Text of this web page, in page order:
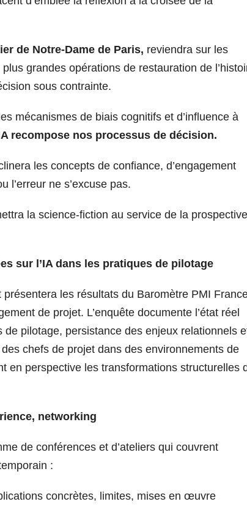
de Notre-Dame de Paris, reviendra sur les
grandes opérations de restauration de
sous contrainte.
mécanismes de biais cognitifs et d’influence à
recompose nos processus de décision.
les concepts de confiance, d’engagement
l’erreur ne s’excuse pas.
la science-fiction au service de la prospective
sur l’IA dans les pratiques de pilotage
les résultats du Baromètre PMI
de projet. L’enquête documente l’état réel
pilotage, persistance des enjeux relationnels
chefs de projet dans des environnements de
en perspective les transformations structurelles
networking
de conférences et d’ateliers qui couvrent
:
concrètes, limites, mises en œuvre